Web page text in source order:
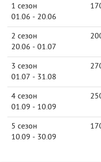
1 сезон
01.06 - 20.06
2 сезон
20.06 - 01.07
3 сезон
01.07 - 31.08
4 сезон
01.09 - 10.09
5 сезон
10.09 - 30.09